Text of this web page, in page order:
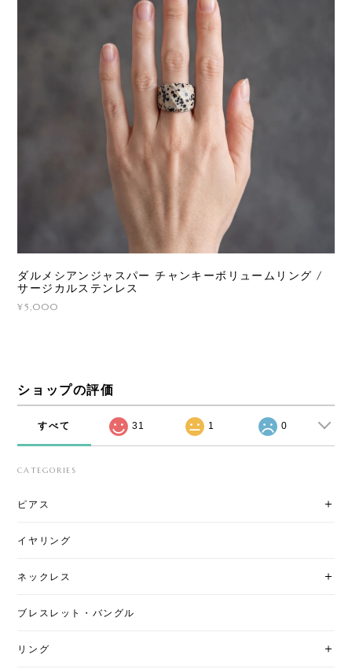
ダルメシアンジャスパー チャンキーボリュームリング /
サージカルステンレス
¥5,000
ショップの評価
すべて 31 1 0
CATEGORIES
ピアス
イヤリング
ネックレス
ブレスレット・バングル
リング